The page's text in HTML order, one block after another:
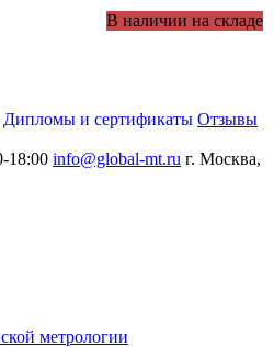
Дипломы и сертификаты Отзывы
18:00 info@global-mt.ru г. Москва,
метрологии
В наличии на складе